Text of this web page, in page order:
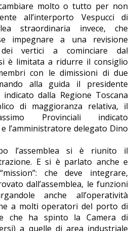
molto o tutto per non
all’interporto Vespucci di
straordinaria invece, che
impegnare a una revisione
dei vertici a cominciare dal
è limitata a ridurre il consiglio
con le dimissioni di due
alla guida il presidente
dalla Regione Toscana
di maggioranza relativa, il
Provinciali indicato
l’amministratore delegato Dino
l’assemblea si è riunito il
E si è parlato anche e
che deve integrare,
dall’assemblea, le funzioni
anche all’operatività
a molti operatori del porto di
che ha spinto la Camera di
a quelle di area industriale